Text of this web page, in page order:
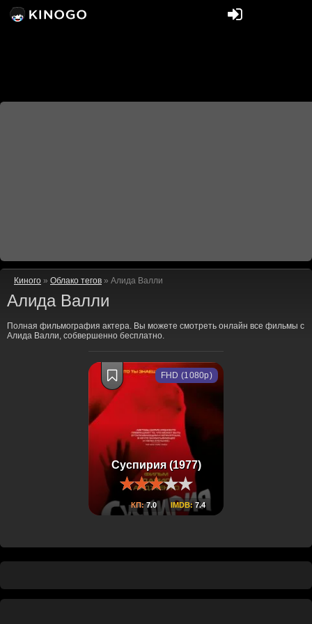
Киного » Облако тегов » Алида Валли
Алида Валли
Полная фильмография актера. Вы можете смотреть онлайн все фильмы с
Алида Валли, собвершенно бесплатно.
Суспирия (1977)
КП:7.0 IMDB: 7.4
FHD (1080p)